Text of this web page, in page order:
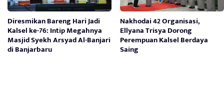
Diresmikan Bareng Hari Jadi
Kalsel ke-76: Intip Megahnya
Masjid Syekh Arsyad Al-Banjari
di Banjarbaru
Nakhodai 42 Organisasi,
Ellyana Trisya Dorong
Perempuan Kalsel Berdaya
Saing